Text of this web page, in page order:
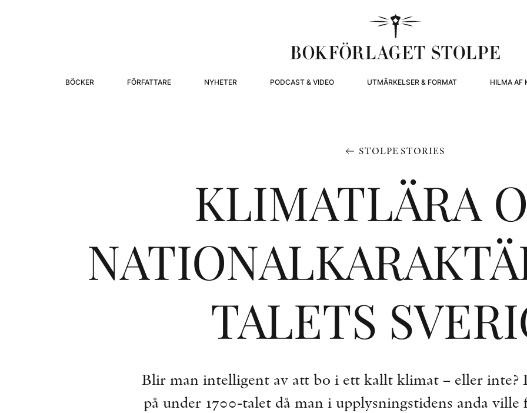
BÖCKER FÖRFATTARE NYHETER PODCAST & VIDEO UTMÄRKELSER & FORMAT HILMA AF
STOLPE STORIES
KLIMATLÄRA
TALETS
Blir man intelligent av att bo i ett kallt klimat – eller inte?
på under 1700-talet då man i upplysningstidens anda